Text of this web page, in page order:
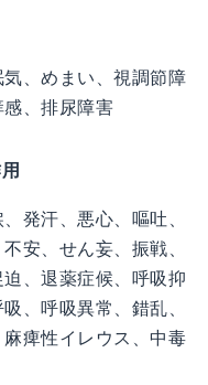
、めまい、視調節障
、排尿障害
発汗、悪心、嘔吐、
安、せん妄、振戦、
、退薬症候、呼吸抑
、呼吸異常、錯乱、
痺性イレウス、中毒